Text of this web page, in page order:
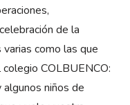
de la
como las que
COLBUENCO:
niños de